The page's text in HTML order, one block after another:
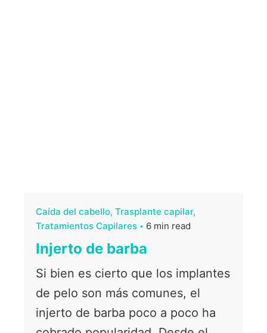
Caída del cabello Trasplante capilar
Tratamientos Capilares
6 min read
Injerto de barba
Si bien es cierto que los implantes
de pelo son más comunes, el
injerto de barba poco a poco ha